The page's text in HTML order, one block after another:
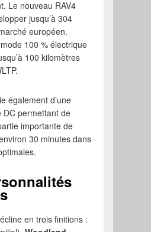
Le nouveau RAV4
jusqu’à 304
européen.
100 % électrique
100 kilomètres
également d’une
DC permettant de
importante de
30 minutes dans
en trois finitions :